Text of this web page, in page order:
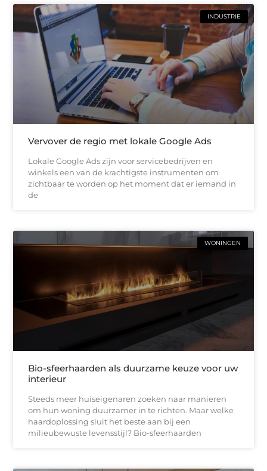
INDUSTRIE
Vervover de regio met lokale Google Ads
Lokale Google Ads zijn voor servicebedrijven en
winkels een van de krachtigste instrumenten om
zichtbaar te worden op het moment dat er iemand in
de
WONINGEN
Bio-sfeerhaarden als duurzame keuze voor uw
interieur
Steeds meer huiseigenaren zoeken naar manieren
om hun woning duurzamer in te richten. Maar welke
haardoplossing sluit het beste aan bij een
milieubewuste levensstijl? Bio-sfeerhaarden